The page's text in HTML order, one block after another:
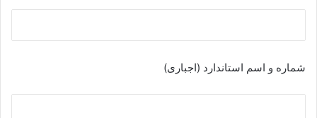
شماره و اسم استاندارد (اجباری)